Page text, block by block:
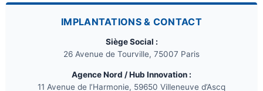
IMPLANTATIONS & CONTACT
Siège Social :
26 Avenue de Tourville, 75007 Paris
Agence Nord / Hub Innovation :
11 Avenue de l’Harmonie, 59650 Villeneuve d’Ascq